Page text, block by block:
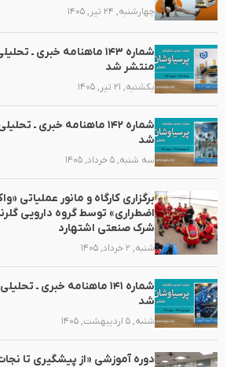
چهارشنبه, ۲۴ تیر, ۱۴۰۵
شماره ۱۴۳ ماهنامه خبری ـ
منتشر شد
یکشنبه, ۲۱ تیر, ۱۴۰۵
شماره ۱۴۲ ماهنامه خبری ـ
شد
سه شنبه, ۵ خرداد, ۱۴۰۵
برگزاری کارگاه و مانور عملیاتی
اضطراری» توسط گروه دارویی
شرک صنعتی اشتهارد
شنبه, ۲ خرداد, ۱۴۰۵
شماره ۱۴۱ ماهنامه خبری ـ
شد
شنبه, ۵ اردیبهشت, ۱۴۰۵
دوره آموزشی «از پیشگیری تا